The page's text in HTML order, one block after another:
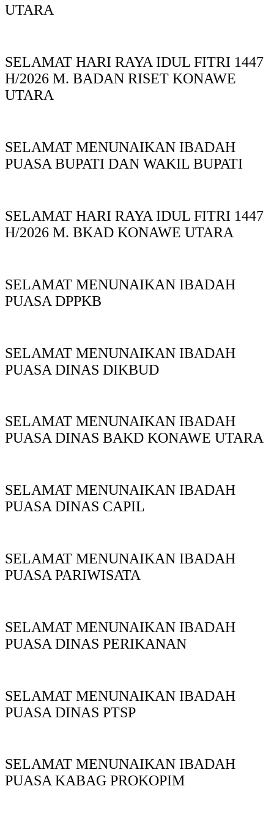
UTARA
SELAMAT HARI RAYA IDUL FITRI 1447
H/2026 M. BADAN RISET KONAWE
UTARA
SELAMAT MENUNAIKAN IBADAH
PUASA BUPATI DAN WAKIL BUPATI
SELAMAT HARI RAYA IDUL FITRI 1447
H/2026 M. BKAD KONAWE UTARA
SELAMAT MENUNAIKAN IBADAH
PUASA DPPKB
SELAMAT MENUNAIKAN IBADAH
PUASA DINAS DIKBUD
SELAMAT MENUNAIKAN IBADAH
PUASA DINAS BAKD KONAWE UTARA
SELAMAT MENUNAIKAN IBADAH
PUASA DINAS CAPIL
SELAMAT MENUNAIKAN IBADAH
PUASA PARIWISATA
SELAMAT MENUNAIKAN IBADAH
PUASA DINAS PERIKANAN
SELAMAT MENUNAIKAN IBADAH
PUASA DINAS PTSP
SELAMAT MENUNAIKAN IBADAH
PUASA KABAG PROKOPIM